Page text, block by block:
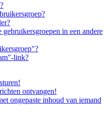
in een andere
link?
ontvangen!
ongepaste inhoud van iemand